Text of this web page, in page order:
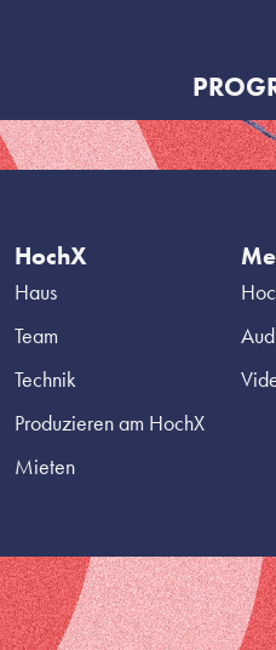
HochX
Haus
Team
Technik
Produzieren am HochX
Mieten